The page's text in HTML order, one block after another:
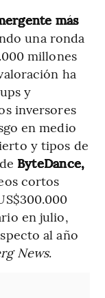
más
una ronda
millones
ha
y
inversores
en medio
y tipos de
ByteDance,
cortos
en julio,
al año
News.